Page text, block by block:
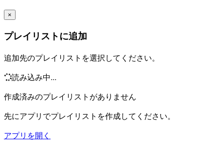
×
プレイリストに追加
追加先のプレイリストを選択してください。
読み込み中...
作成済みのプレイリストがありません
先にアプリでプレイリストを作成してください。
アプリを開く